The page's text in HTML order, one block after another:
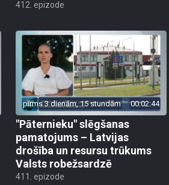
412. epizode
pirms 3 dienām, 15 stundām 00:02:44
"Pāternieku" slēgšanas
pamatojums – Latvijas
drošība un resursu trūkums
Valsts robežsardzē
411. epizode